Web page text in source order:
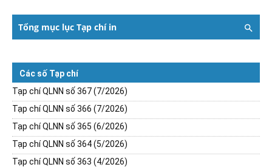
Tổng mục lục Tạp chí in
Các số Tạp chí
Tạp chí QLNN số 367 (7/2026)
Tạp chí QLNN số 366 (7/2026)
Tạp chí QLNN số 365 (6/2026)
Tạp chí QLNN số 364 (5/2026)
Tạp chí QLNN số 363 (4/2026)